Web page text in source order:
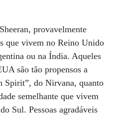
provavelmente
que vivem no Reino Unido
ou na Índia. Aqueles
são tão propensos a
Spirit”, do Nirvana, quanto
semelhante que vivem
Sul. Pessoas agradáveis